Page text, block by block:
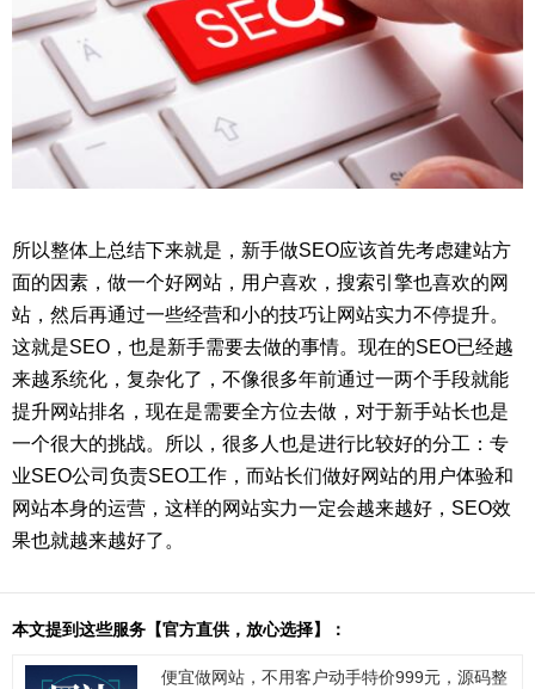
所以整体上总结下来就是，新手做SEO应该首先考虑建站方
面的因素，做一个好网站，用户喜欢，搜索引擎也喜欢的网
站，然后再通过一些经营和小的技巧让网站实力不停提升。
这就是SEO，也是新手需要去做的事情。现在的SEO已经越
来越系统化，复杂化了，不像很多年前通过一两个手段就能
提升网站排名，现在是需要全方位去做，对于新手站长也是
一个很大的挑战。所以，很多人也是进行比较好的分工：专
业SEO公司负责SEO工作，而站长们做好网站的用户体验和
网站本身的运营，这样的网站实力一定会越来越好，SEO效
果也就越来越好了。
本文提到这些服务【官方直供，放心选择】：
便宜做网站，不用客户动手特价999元，源码整